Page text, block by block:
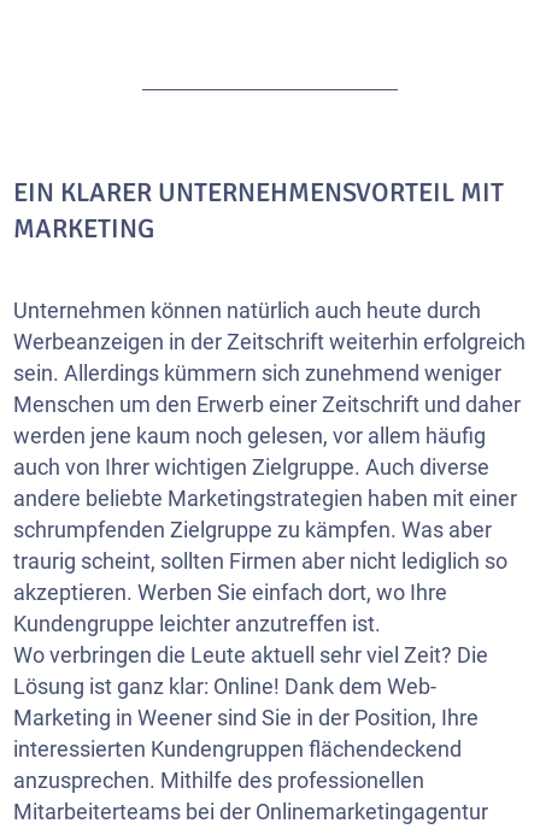
EIN KLARER UNTERNEHMENSVORTEIL MIT
MARKETING
Unternehmen können natürlich auch heute durch
Werbeanzeigen in der Zeitschrift weiterhin erfolgreich
sein. Allerdings kümmern sich zunehmend weniger
Menschen um den Erwerb einer Zeitschrift und daher
werden jene kaum noch gelesen, vor allem häufig
auch von Ihrer wichtigen Zielgruppe. Auch diverse
andere beliebte Marketingstrategien haben mit einer
schrumpfenden Zielgruppe zu kämpfen. Was aber
traurig scheint, sollten Firmen aber nicht lediglich so
akzeptieren. Werben Sie einfach dort, wo Ihre
Kundengruppe leichter anzutreffen ist.
Wo verbringen die Leute aktuell sehr viel Zeit? Die
Lösung ist ganz klar: Online! Dank dem Web-
Marketing in Weener sind Sie in der Position, Ihre
interessierten Kundengruppen flächendeckend
anzusprechen. Mithilfe des professionellen
Mitarbeiterteams bei der Onlinemarketingagentur